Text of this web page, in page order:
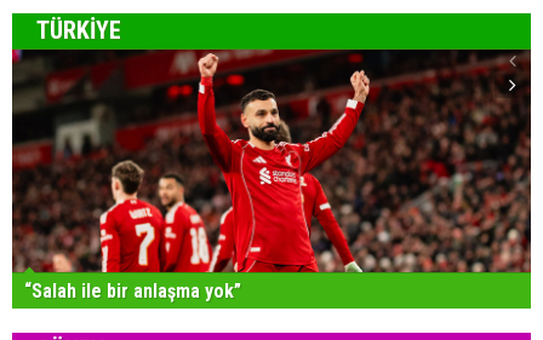
TÜRKİYE
“Salah ile bir anlaşma yok”